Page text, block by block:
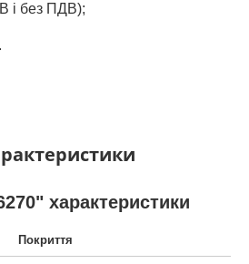
і без ПДВ);
характеристики
Покриття